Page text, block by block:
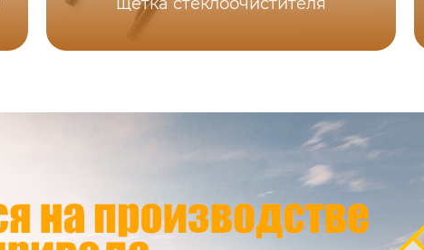
щетка стеклоочистителя